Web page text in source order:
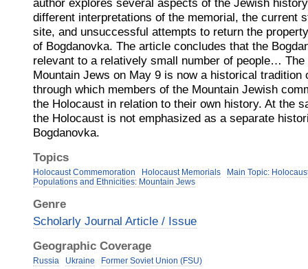
author explores several aspects of the Jewish
different interpretations of the memorial, the current
site, and unsuccessful attempts to return the
of Bogdanovka. The article concludes that the
relevant to a relatively small number of people… The
Mountain Jews on May 9 is now a historical tradition
through which members of the Mountain Jewish
the Holocaust in relation to their own history. At the
the Holocaust is not emphasized as a separate
Bogdanovka.
Topics
Holocaust Commemoration Holocaust Memorials
Main Topic:
Populations and Ethnicities: Mountain Jews
Genre
Scholarly Journal Article / Issue
Geographic Coverage
Russia Ukraine Former Soviet Union (FSU)